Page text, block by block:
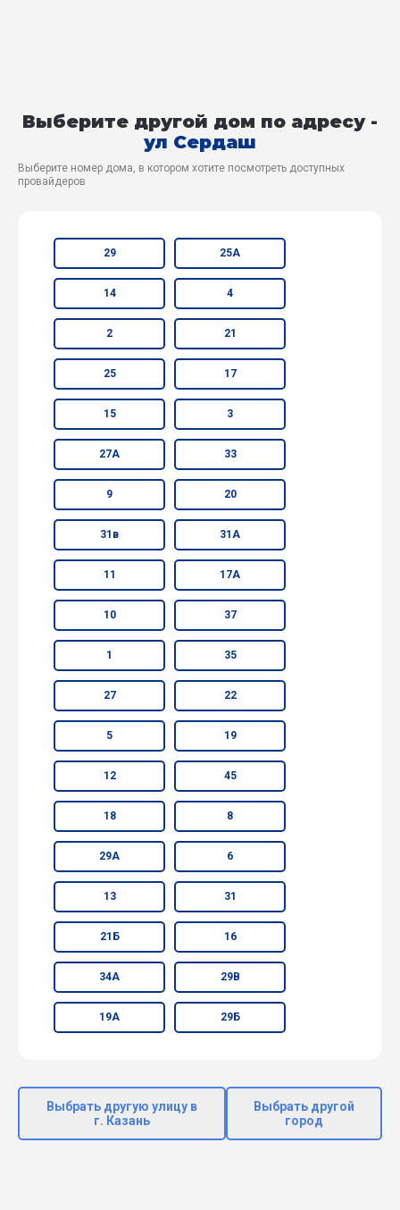
Выберите другой дом по адресу -
ул Сердаш
Выберите номер дома, в котором хотите посмотреть доступных
провайдеров
29 25А
14 4
2 21
25 17
15 3
27А 33
9 20
31в 31А
11 17А
10 37
1 35
27 22
5 19
12 45
18 8
29А 6
13 31
21Б 16
34А 29В
19А 29Б
Выбрать другую улицу в
г. Казань
Выбрать другой
город